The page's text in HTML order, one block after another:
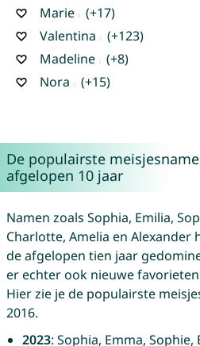
Marie
(+17)
Valentina
(+123)
Madeline
(+8)
Nora
(+15)
De populairste
afgelopen 10 jaar
Namen zoals Sophia, Emilia,
Charlotte, Amelia en Alexander
de afgelopen tien jaar
er echter ook nieuwe
Hier zie je de populairste
2016.
2023: Sophia, Emma, Sophie,